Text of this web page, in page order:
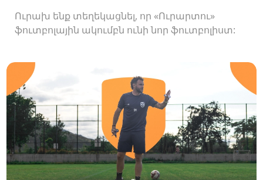
Ուրախ ենք տեղեկացնել, որ «Ուրարտու»
ֆուտբոլային ակումբն ունի նոր ֆուտբոլիստ: